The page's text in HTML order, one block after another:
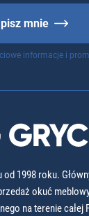
mnie
informacje i
od 1998 roku.
okuć
na terenie całej